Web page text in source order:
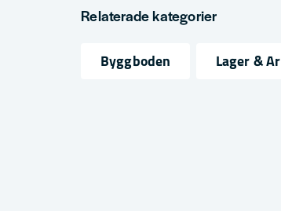
Fråga oss något om denna
Relaterade kategorier
Byggboden Lager &